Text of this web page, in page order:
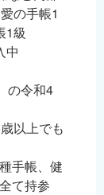
の手帳1
1級
中
の令和4
以上でも
手帳、健
て持参